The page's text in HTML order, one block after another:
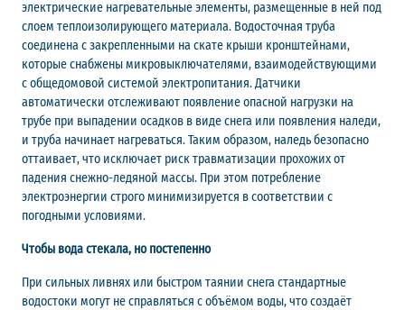
электрические нагревательные элементы, размещенные в ней под
слоем теплоизолирующего материала. Водосточная труба
соединена с закрепленными на скате крыши кронштейнами,
которые снабжены микровыключателями, взаимодействующими
с общедомовой системой электропитания. Датчики
автоматически отслеживают появление опасной нагрузки на
трубе при выпадении осадков в виде снега или появления наледи,
и труба начинает нагреваться. Таким образом, наледь безопасно
оттаивает, что исключает риск травматизации прохожих от
падения снежно-ледяной массы. При этом потребление
электроэнергии строго минимизируется в соответствии с
погодными условиями.
Чтобы вода стекала, но постепенно
При сильных ливнях или быстром таянии снега стандартные
водостоки могут не справляться с объёмом воды, что создаёт